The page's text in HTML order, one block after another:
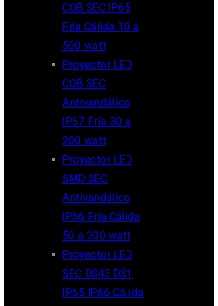
COB SEC IP65
Fría Cálida 10 a
500 watt
Proyector LED
COB SEC
Antivandálico
IP67 Fría 30 a
200 watt
Proyector LED
SMD SEC
Antivandálico
IP66 Fría Cálida
50 a 200 watt
Proyector LED
SEC DS43 DS1
IP65 IP66 Cálida